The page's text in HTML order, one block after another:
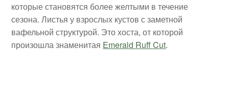
которые становятся более желтыми в течение
сезона. Листья у взрослых кустов с заметной
вафельной структурой. Это хоста, от которой
произошла знаменитая Emerald Ruff Cut.